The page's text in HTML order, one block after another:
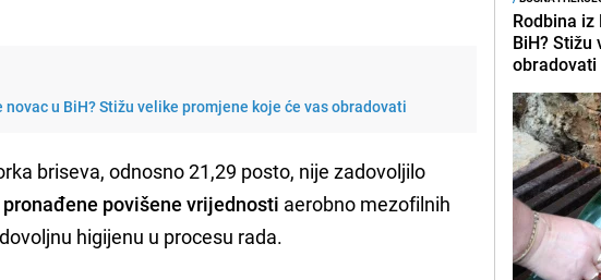
u BiH? Stižu velike promjene koje će vas obradovati
briseva, odnosno 21,29 posto, nije zadovoljilo
pronađene povišene vrijednosti aerobno mezofilnih
higijenu u procesu rada.
Rodbina
BiH? Stižu
obradovati